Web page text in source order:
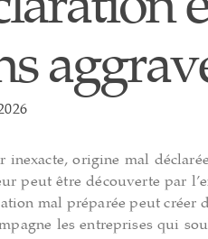
origine mal
peut être découverte par
mal préparée peut créer
les entreprises qui